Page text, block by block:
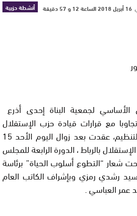
أنشطة حزبية 16 أبريل 2018 الساعة 12 و 57 دقيقة
الأساسي لجمعية البناة إحدى أذرع
مع قرارات قيادة حزب الإستقلال
بجعل سنة 2018 سنة التنظيم، عقدت بعد زوال اليوم الأحد 15
بالرباط ، الدورة الرابعة للمجلس
شعار “التطوع أسلوب الحياة” برئاسة
رشدي رمزي وبإشراف الكاتب العام
عمر العباسي .